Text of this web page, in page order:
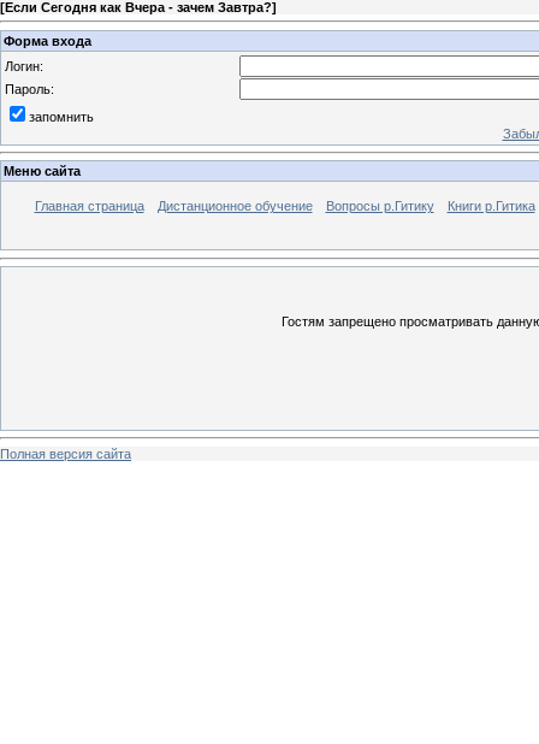
[Если Сегодня как Вчера - зачем Завтра?]
Форма входа
Логин:
Пароль:
запомнить
Меню сайта
Главная страница Дистанционное обучение Вопросы р.Гитику Книги р.Гитика
Гостям запрещено просматривать
Полная версия сайта